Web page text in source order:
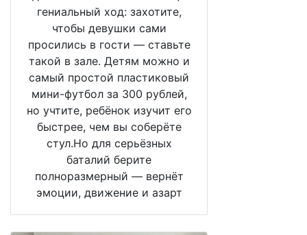
гениальный ход: захотите,
чтобы девушки сами
просились в гости — ставьте
такой в зале. Детям можно и
самый простой пластиковый
мини-футбол за 300 рублей,
но учтите, ребёнок изучит его
быстрее, чем вы соберёте
стул.Но для серьёзных
баталий берите
полноразмерный — вернёт
эмоции, движение и азарт